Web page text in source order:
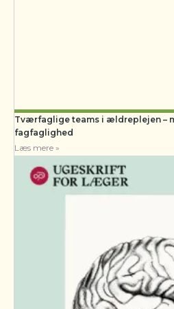
Tværfaglige teams i ældreplejen –
fagfaglighed
Læs mere »